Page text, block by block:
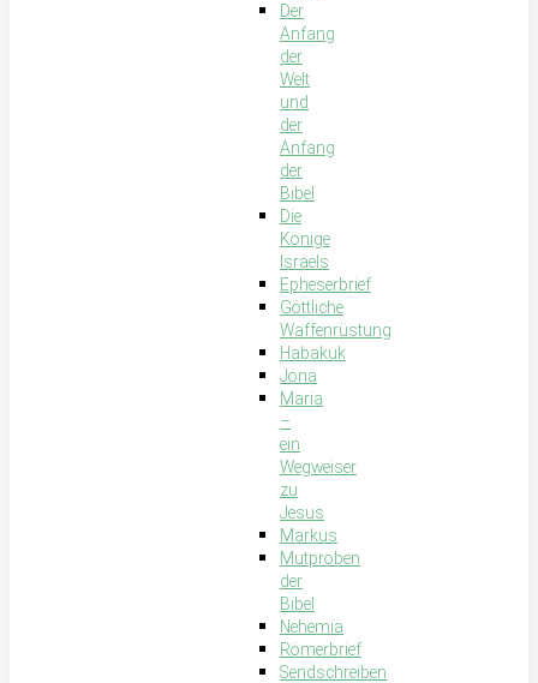
Der
Anfang
der
Welt
und
der
Anfang
der
Bibel
Die
Könige
Israels
Epheserbrief
Göttliche
Waffenrüstung
Habakuk
Jona
Maria
–
ein
Wegweiser
zu
Jesus
Markus
Mutproben
der
Bibel
Nehemia
Römerbrief
Sendschreiben